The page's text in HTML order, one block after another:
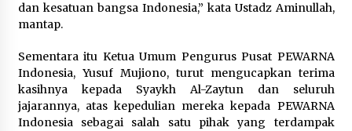
dan kesatuan bangsa Indonesia,” kata Ustadz Aminullah,
mantap.
Sementara itu Ketua Umum Pengurus Pusat PEWARNA
Indonesia, Yusuf Mujiono, turut mengucapkan terima
kasihnya kepada Syaykh Al-Zaytun dan seluruh
jajarannya, atas kepedulian mereka kepada PEWARNA
Indonesia sebagai salah satu pihak yang terdampak